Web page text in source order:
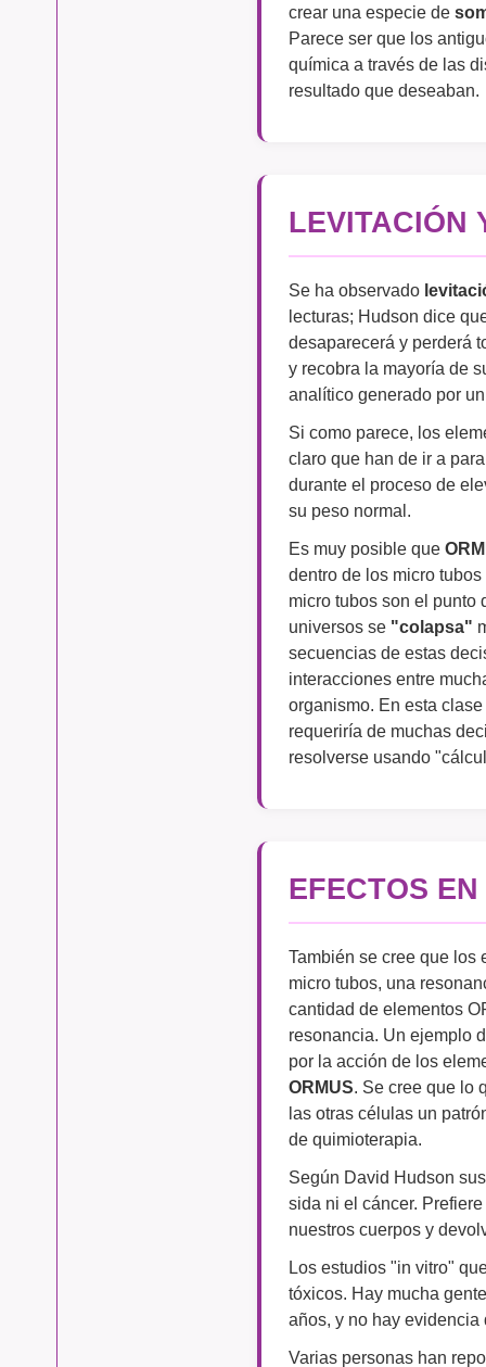
crear una especie de
Parece ser que los
química a través de las
resultado que deseaban.
LEVITACIÓN
Se ha observado
lecturas; Hudson dice
desaparecerá y perderá
y recobra la mayoría de
analítico generado por
Si como parece, los
claro que han de ir a
durante el proceso de
su peso normal.
Es muy posible que
dentro de los micro
micro tubos son el punto
universos se "colapsa"
secuencias de estas
interacciones entre
organismo. En esta
requeriría de muchas
resolverse usando
EFECTOS
También se cree que los
micro tubos, una
cantidad de elementos
resonancia. Un ejemplo
por la acción de los
ORMUS. Se cree que lo
las otras células un
de quimioterapia.
Según David Hudson
sida ni el cáncer.
nuestros cuerpos y
Los estudios "in vitro"
tóxicos. Hay mucha
años, y no hay
Varias personas han